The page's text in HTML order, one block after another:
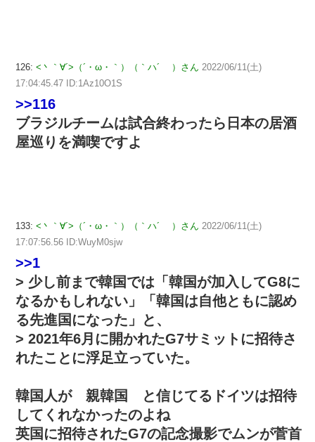
126: <丶｀∀´>（´・ω・｀）（｀ハ´ ）さん 2022/06/11(土)
17:04:45.47 ID:1Az10O1S
>>116
ブラジルチームは試合終わったら日本の居酒
屋巡りを満喫ですよ
133: <丶｀∀´>（´・ω・｀）（｀ハ´ ）さん 2022/06/11(土)
17:07:56.56 ID:WuyM0sjw
>>1
> 少し前まで韓国では「韓国が加入してG8に
なるかもしれない」「韓国は自他ともに認め
る先進国になった」と、
> 2021年6月に開かれたG7サミットに招待さ
れたことに浮足立っていた。
韓国人が 親韓国 と信じてるドイツは招待
してくれなかったのよね
英国に招待されたG7の記念撮影でムンが菅首